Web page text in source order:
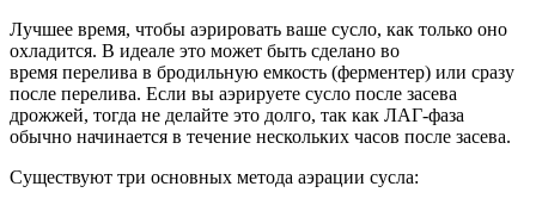
Лучшее время, чтобы аэрировать ваше сусло, как только оно
охладится. В идеале это может быть сделано во
время перелива в бродильную емкость (ферментер) или сразу
после перелива. Если вы аэрируете сусло после засева
дрожжей, тогда не делайте это долго, так как ЛАГ-фаза
обычно начинается в течение нескольких часов после засева.
Существуют три основных метода аэрации сусла: